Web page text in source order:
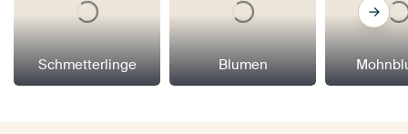
Schmetterlinge Blumen